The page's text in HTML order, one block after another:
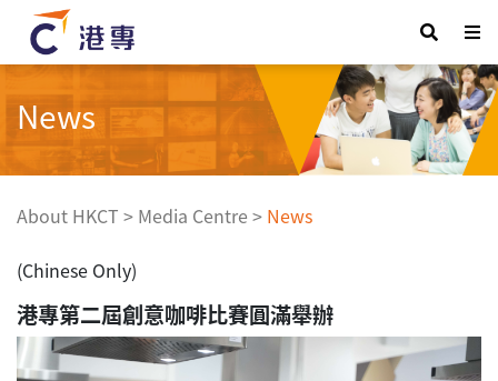
News
About HKCT > Media Centre > News
(Chinese Only)
港專第二屆創意咖啡比賽圓滿舉辦